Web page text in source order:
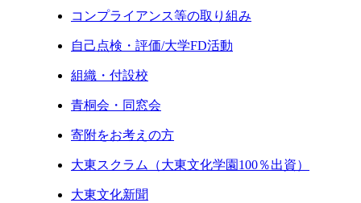
コンプライアンス等の取り組み
自己点検・評価/大学FD活動
組織・付設校
青桐会・同窓会
寄附をお考えの方
大東スクラム（大東文化学園100％出資）
大東文化新聞